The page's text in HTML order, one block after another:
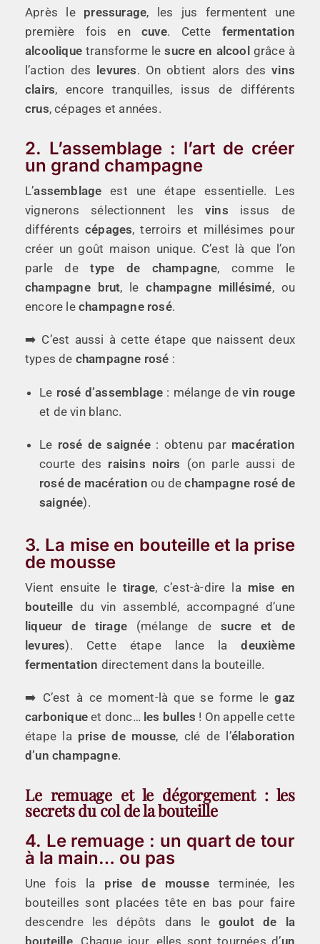
Après le pressurage, les jus fermentent une
première fois en cuve. Cette fermentation
alcoolique transforme lesucre en alcool grâce à
l’action des
levures. On obtient alors desvins
clairs, encore tranquilles, issus de différents
crus, cépages et années.
2. L’assemblage : l’art de créer
un grand champagne
L’assemblage est une étape essentielle. Les
vignerons sélectionnent lesvins issus de
différents cépages, terroirs et millésimes pour
créer un goût maison unique. C’est là que l’on
parle detype de champagne, comme le
champagne brut, lechampagne millésimé, ou
encore le champagne rosé.
➡️ C’est aussi à cette étape que naissent deux
types de champagne rosé :
Le rosé d’assemblage : mélange devin rouge
et de vin blanc.
Le rosé de saignée: obtenu par macération
courte des raisins noirs (on parle aussi de
rosé de macération ou dechampagne rosé de
saignée).
3. La mise en bouteille et la prise
de mousse
Vient ensuite le tirage, c’est-à-dire la mise en
bouteilledu vin assemblé, accompagné d’une
liqueur de tirage (mélange desucre et de
levures). Cette étape lance ladeuxième
fermentation directement dans la bouteille.
➡️ C’est à ce moment-là que se forme legaz
carbonique et donc… les bulles ! On appelle cette
étape la prise de mousse, clé de l’élaboration
d’un champagne.
Le remuage et le dégorgement : les
secrets du col de la bouteille
4. Le remuage : un quart de tour
à la main… ou pas
Une fois la prise de mousseterminée, les
bouteilles sont placées tête en bas pour faire
descendre les dépôts dans le goulot de la
bouteille. Chaque jour, elles sont tournées d’un